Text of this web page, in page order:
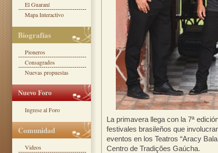
La primavera llega con la 7ª
festivales brasileños que
eventos en los Teatros “Aracy
Centro de Tradições Gaúcha.
El Guaraní
Mapa Interactivo
Biografías
Pioneros
Consagrados
Nuevas propuestas
Nuevo Foro
Ingrese al Foro
Comunidad
Videos